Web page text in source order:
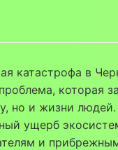
катастрофа в
которая
но и жизни людей.
ущерб
и